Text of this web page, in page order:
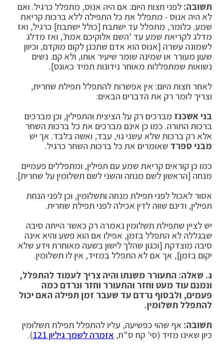
תשובה: לפני חצות היום: אם היה אנוס, מתפלל כרגיל. ואם
לא היה אנוס - מתפלל את כל התפילה ללא ברכות קריאת
שמע. כלומר, מתפלל עד ישתבח [כולל ישתבח] כרגיל, ואז
מדלג לקריאת שמע עד 'השם אלוקיכם אמת', ואז מדלג
לשמונה עשרה [אנוס הוא אדם שתכנן לקום מוקדם, וכיוון
שעון מעורר או שמינה שומר שיעיר אותו, ולא קם. נשים
נשואות שמתפללות מאוחר נידונות תמיד כאונס].
לאחר חצות היום: אין אפשרות להתפלל תפילת שחרית,
וצריך לומר רק את הדברים הבאים:
בני אשכנז מברכים רק על הציצית והתפילין, וכן מברכים
ברכות התורה. כמו כן אינם מברכים את כל ברכות השחר
אלא רק ברכות שלא עשני גוי, עבד, ואשה בלבד. אך יש
מבני ספרד שאומרים את כל ברכות השחר כרגיל.
כמו כן קוראים קריאת שמע עם תפילין, ומתפללים פעמיים
מנחה [הראשון לשם מנחה והשני לשם תשלומין על שחרית].
אסור לאכול לפני תפילת מנחה ותשלומין, וכן לפני הנחת
תפילין, ודינם שווה לדין אכילה לפני תפילת שחרית.
יש לציין שתפילת תשלומין נאמרה רק כאשר הייתה סיבה
שבגללה לא התפלל בזמן, אפילו אם הוא פשע והיא אינה
סיבה מוצדקת [וכגון שהלך לישון בשעה מאוחרת וידע שלא
יקום בזמן], אך אם לא התפלל במזיד, אין לו תשלומין.
ג. שאלה: התעורר משנתו והיה צריך לעמוד להתפלל,
ונמנם עוד מעט וחזר והתעורר וחזר ונרדם כמה
פעמים, ולבסוף נרדם עד שעבר זמן תפילה האם יכול
להתפלל תשלומין.
תשובה: אף שהוי כפשיעה, עליו להתפלל תפילת תשלומין
כיון שאינו מזיד (סי' קח ס"ח, אזמרה לשמך גיליון 121
).